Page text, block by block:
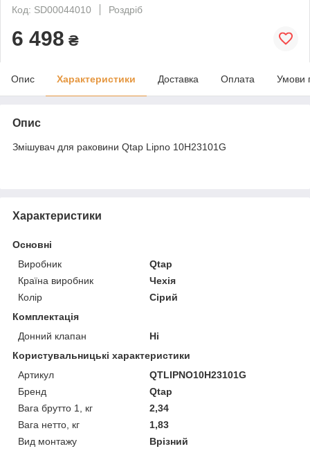
Код: SD00044010
Роздріб
6 498 ₴
Опис Характеристики Доставка Оплата Умови
Опис
Змішувач для раковини Qtap Lipno 10H23101G
Характеристики
Основні
Виробник
Qtap
Країна виробник
Чехія
Колір
Сірий
Комплектація
Донний клапан
Ні
Користувальницькі характеристики
Артикул
QTLIPNO10H23101G
Бренд
Qtap
Вага брутто 1, кг
2,34
Вага нетто, кг
1,83
Вид монтажу
Врізний